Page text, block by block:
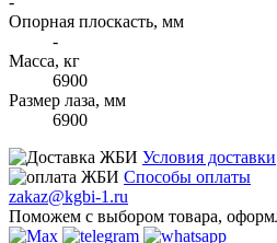
Опорная плоскасть, мм
-
Масса, кг
6900
Размер лаза, мм
6900
Условия доставки
Способы оплаты
zakaz@kgbi-1.ru
Поможем с выбором товара,